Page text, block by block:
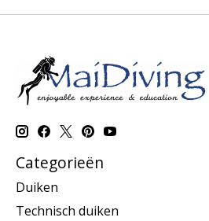
Categorieën
Duiken
Technisch duiken